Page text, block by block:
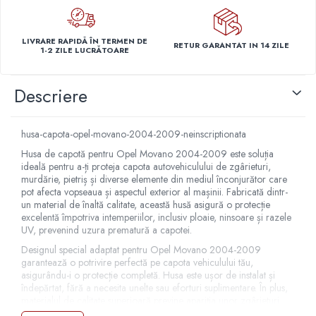
Capace r14 Nissan
Capace r14 Opel
Capace r14 Seat
Capace r14 Toyota
Capace r14 Volvo
Capace roti marimea 15'
Capace r15 Alfa Romeo
Capace r15 Audi
Capace r15 BMW
Capace r15 Chevrolet
Capace r15 Citroen
Capace r15 Dacia
Capace r15 Daewo
Capace r15 Ford
Capace r15 Hyundai
LIVRARE RAPIDĂ ÎN TERMEN DE
1-2 ZILE LUCRĂTOARE
RETUR GARANTAT IN 14 ZILE
Descriere
husa-capota-opel-movano-2004-2009-neinscriptionata
Husa de capotă pentru Opel Movano 2004-2009 este soluția
ideală pentru a-ți proteja capota autovehiculului de zgârieturi,
murdărie, pietriș și diverse elemente din mediul înconjurător care
pot afecta vopseaua și aspectul exterior al mașinii. Fabricată dintr-
un material de înaltă calitate, această husă asigură o protecție
excelentă împotriva intemperiilor, inclusiv ploaie, ninsoare și razele
UV, prevenind uzura prematură a capotei.
Designul special adaptat pentru Opel Movano 2004-2009
garantează o potrivire perfectă pe capota vehiculului tău,
asigurându-i o protecție completă. Husa este ușor de instalat și
îndepărtat, fără a necesita unelte sau eforturi suplimentare. În plus,
sau semne de deteriorare, menținând capota în stare excelentă pe